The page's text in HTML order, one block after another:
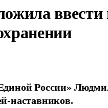
России»
наставников.